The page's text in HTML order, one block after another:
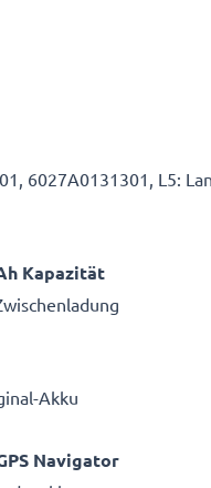
6027A0131301, L5:
Kapazität
Akku
Navigator